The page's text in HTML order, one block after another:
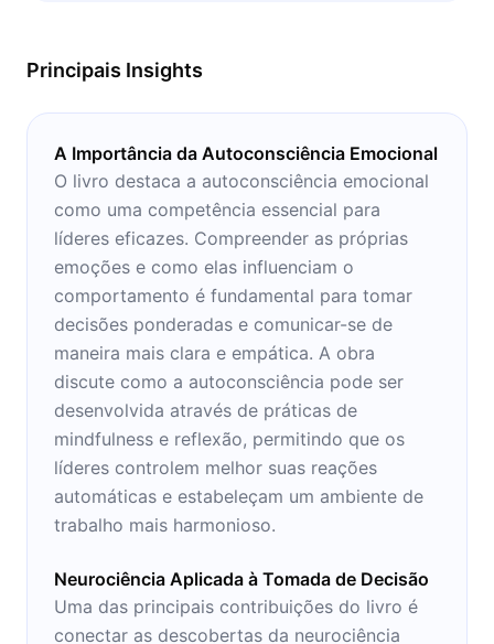
Principais Insights
A Importância da Autoconsciência Emocional
O livro destaca a autoconsciência emocional
como uma competência essencial para
líderes eficazes. Compreender as próprias
emoções e como elas influenciam o
comportamento é fundamental para tomar
decisões ponderadas e comunicar-se de
maneira mais clara e empática. A obra
discute como a autoconsciência pode ser
desenvolvida através de práticas de
mindfulness e reflexão, permitindo que os
líderes controlem melhor suas reações
automáticas e estabeleçam um ambiente de
trabalho mais harmonioso.
Neurociência Aplicada à Tomada de Decisão
Uma das principais contribuições do livro é
conectar as descobertas da neurociência